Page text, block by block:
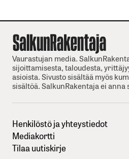
Vaurastujan media.
sijoittamisesta, taloudesta,
asioista. Sivusto sisältää myös
sisältöä. SalkunRakentaja ei anna
Henkilöstö ja yhteystiedot
Mediakortti
Tilaa uutiskirje